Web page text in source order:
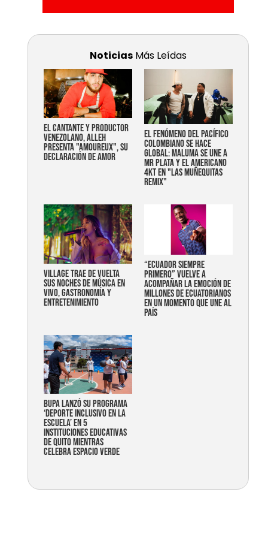
Noticias Más Leídas
EL CANTANTE Y PRODUCTOR
VENEZOLANO, ALLEH
PRESENTA "AMOUREUX", SU
DECLARACIÓN DE AMOR
EL FENÓMENO DEL PACÍFICO
COLOMBIANO SE HACE
GLOBAL: MALUMA SE UNE A
MR PLATA Y EL AMERICANO
4KT EN "LAS MUÑEQUITAS
REMIX"
Village trae de vuelta
sus noches de música en
vivo, gastronomía y
entretenimiento
“Ecuador siempre
primero” vuelve a
acompañar la emoción de
millones de ecuatorianos
en un momento que une al
país
Bupa lanzó su programa
‘Deporte Inclusivo en la
Escuela’ en 5
instituciones educativas
de Quito mientras
celebra espacio verde